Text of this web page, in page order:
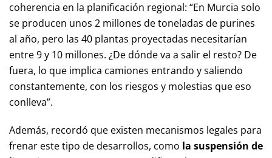
coherencia en la planificación regional: “En Murcia solo
se producen unos 2 millones de toneladas de purines
al año, pero las 40 plantas proyectadas necesitarían
entre 9 y 10 millones. ¿De dónde va a salir el resto? De
fuera, lo que implica camiones entrando y saliendo
constantemente, con los riesgos y molestias que eso
conlleva”.
Además, recordó que existen mecanismos legales para
frenar este tipo de desarrollos, como la suspensión de